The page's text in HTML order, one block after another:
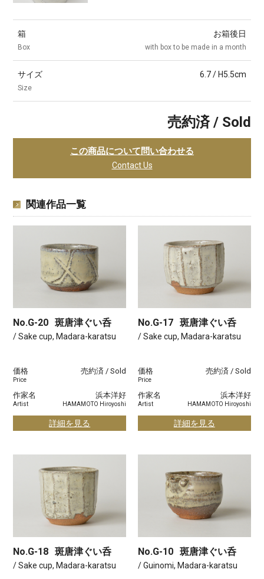
箱
Box
お箱後日
with box to be made in a month
サイズ
Size
6.7 / H5.5cm
売約済 / Sold
この商品について問い合わせる
Contact Us
関連作品一覧
No.G-20 斑唐津ぐい呑
/ Sake cup, Madara-karatsu
価格
Price
売約済 / Sold
作家名
Artist
浜本洋好
HAMAMOTO Hiroyoshi
詳細を見る
No.G-17 斑唐津ぐい呑
/ Sake cup, Madara-karatsu
価格
Price
売約済 / Sold
作家名
Artist
浜本洋好
HAMAMOTO Hiroyoshi
詳細を見る
No.G-18 斑唐津ぐい呑
/ Sake cup, Madara-karatsu
No.G-10 斑唐津ぐい呑
/ Guinomi, Madara-karatsu